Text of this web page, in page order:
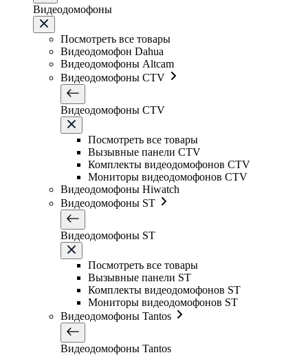
Видеодомофоны
Посмотреть все товары
Видеодомофон Dahua
Видеодомофоны Altcam
Видеодомофоны CTV
Видеодомофоны CTV
Посмотреть все товары
Вызывные панели CTV
Комплекты видеодомофонов CTV
Мониторы видеодомофонов CTV
Видеодомофоны Hiwatch
Видеодомофоны ST
Видеодомофоны ST
Посмотреть все товары
Вызывные панели ST
Комплекты видеодомофонов ST
Мониторы видеодомофонов ST
Видеодомофоны Tantos
Видеодомофоны Tantos